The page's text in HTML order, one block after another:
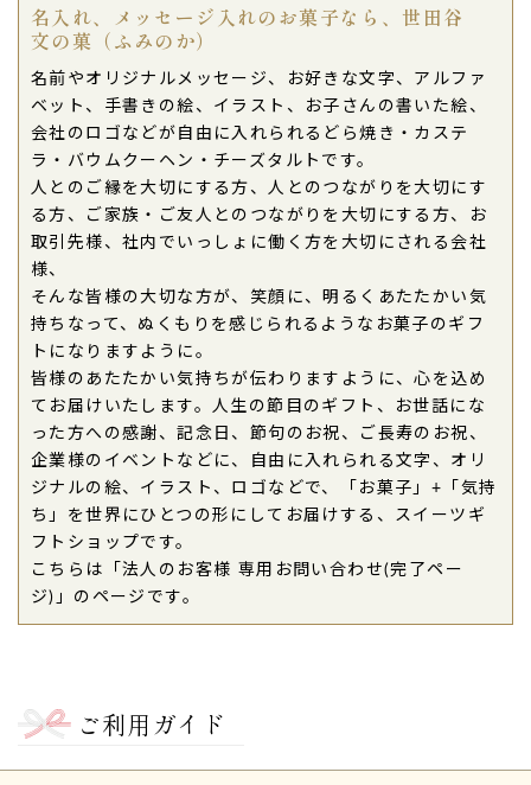
フト5選
失敗し
名入れ、メッセージ入れのお菓子なら、世田谷
文の菓（ふみのか）
名前やオリジナルメッセージ、お好きな文字、アルファ
ベット、手書きの絵、イラスト、お子さんの書いた絵、
会社のロゴなどが自由に入れられるどら焼き・カステ
ラ・バウムクーヘン・チーズタルトです。
人とのご縁を大切にする方、人とのつながりを大切にす
る方、ご家族・ご友人とのつながりを大切にする方、お
取引先様、社内でいっしょに働く方を大切にされる会社
様、
そんな皆様の大切な方が、笑顔に、明るくあたたかい気
持ちなって、ぬくもりを感じられるようなお菓子のギフ
トになりますように。
皆様のあたたかい気持ちが伝わりますように、心を込め
てお届けいたします。人生の節目のギフト、お世話にな
った方への感謝、記念日、節句のお祝、ご長寿のお祝、
企業様のイベントなどに、自由に入れられる文字、オリ
ジナルの絵、イラスト、ロゴなどで、「お菓子」+「気持
ち」を世界にひとつの形にしてお届けする、スイーツギ
フトショップです。
こちらは「法人のお客様 専用お問い合わせ(完了ペー
ジ)」のページです。
ご利用ガイド